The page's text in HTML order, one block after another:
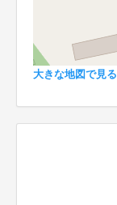
大きな地図で見